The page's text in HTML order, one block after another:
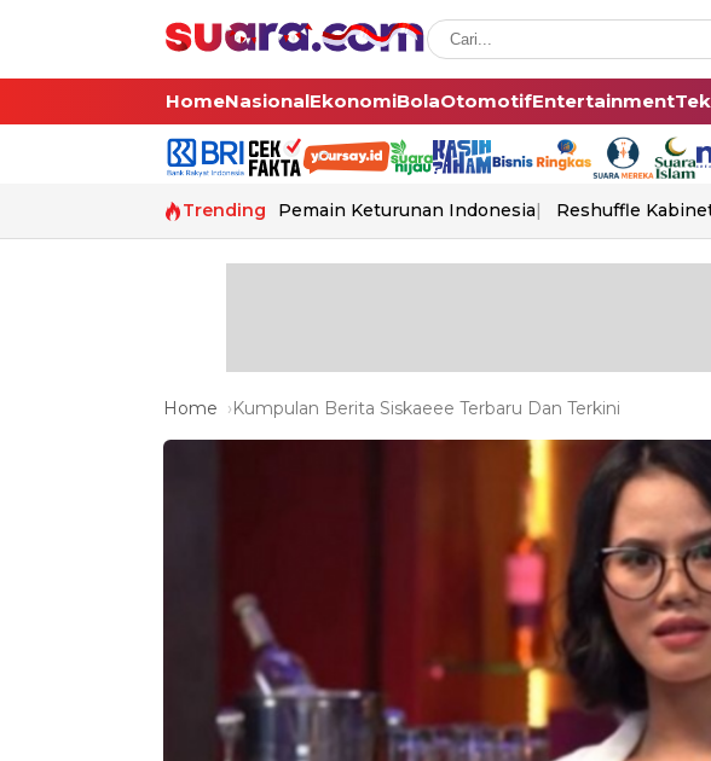
HomeNasionalEkonomiBolaOtomotifEntertainment
Trending Pemain Keturunan Indonesia Reshuffle
Home Kumpulan Berita Siskaeee Terbaru Dan Terkini